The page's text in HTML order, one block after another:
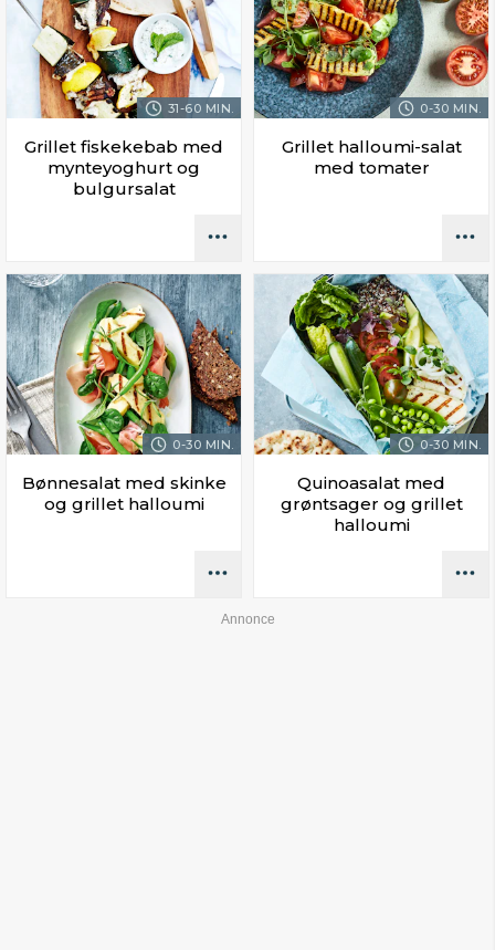
31-60 MIN.
Grillet fiskekebab med
mynteyoghurt og
bulgursalat
0-30 MIN.
Grillet halloumi-salat
med tomater
0-30 MIN.
Bønnesalat med skinke
og grillet halloumi
0-30 MIN.
Quinoasalat med
grøntsager og grillet
halloumi